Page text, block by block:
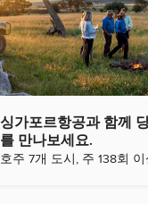
싱가포르항공과 함께
를 만나보세요.
호주 7개 도시, 주 138회